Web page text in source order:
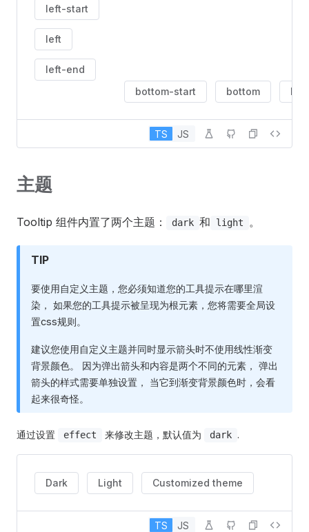
left-start
left
left-end
bottom-start
bottom
TS JS
主题
Tooltip 组件内置了两个主题： dark 和 light 。
TIP
要使用自定义主题，您必须知道您的工具提示在哪里渲
染， 如果您的工具提示被呈现为根元素，您将需要全局设
置css规则。
建议您使用自定义主题并同时显示箭头时不使用线性渐变
背景颜色。 因为弹出箭头和内容是两个不同的元素， 弹出
箭头的样式需要单独设置， 当它到渐变背景颜色时，会看
起来很奇怪。
通过设置 effect 来修改主题，默认值为 dark .
Dark Light Customized theme
TS JS